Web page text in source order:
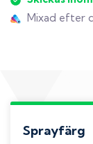
Mixad efter
Sprayfärg